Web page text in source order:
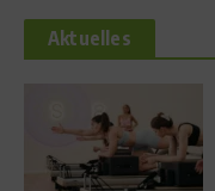
Aktuelles